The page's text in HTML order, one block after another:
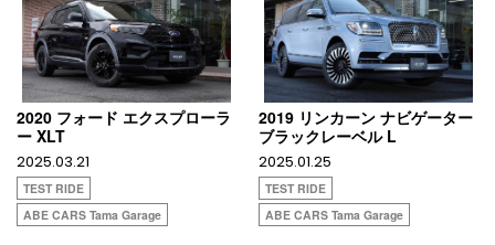
2020 フォード エクスプローラ
ー XLT
2025.03.21
TEST RIDE
ABE CARS Tama Garage
2019 リンカーン ナビゲーター
ブラックレーベル L
2025.01.25
TEST RIDE
ABE CARS Tama Garage